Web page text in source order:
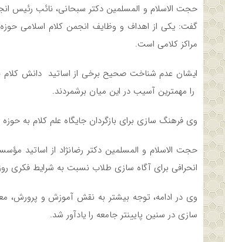
حجت الاسلام و المسلمین دکتر سبحانی، نائب رئیس
گفت: یکی از اهداف و وظایف انجمن کلام اسلامی
مراکز کلامی است.
ایشان عدم شناخت صحیح برخی از اساتید دانش کلام
را مهمترین آسیب در این میان برشمردند.
وی فرهنگ سازی برای بازگردان جایگاه علم کلام به
حجت الاسلام و المسلمین دکتر رضانژاد از اساتید
انحرافی برای آگاه سازی طلاب نسبت به شرایط فکری
وی در ادامه، توجه بیشتر به نقش آموزش و پرورش،
سازی در سنین پایینتر جامعه را یادآور شد.